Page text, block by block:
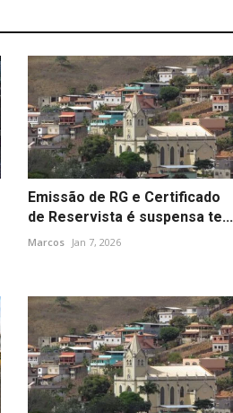
Emissão de RG e Certificado
de Reservista é suspensa te...
Marcos Jan 7, 2026